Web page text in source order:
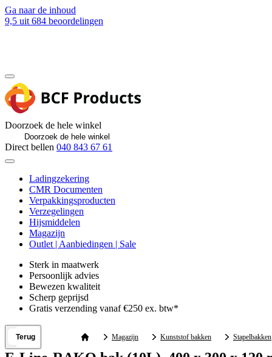
Ga naar de inhoud
9,5 uit 684 beoordelingen
Doorzoek de hele winkel
Direct bellen 040 843 67 61
Ladingzekering
CMR Documenten
Verpakkingsproducten
Verzegelingen
Hijsmiddelen
Magazijn
Outlet | Aanbiedingen | Sale
Sterk in maatwerk
Persoonlijk advies
Bewezen kwaliteit
Scherp geprijsd
Gratis verzending vanaf €250 ex. btw*
Terug Magazijn Kunststof bakken Stapelbakken